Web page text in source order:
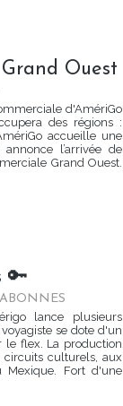
Ouest
d'AmériGo
des régions :
accueille une
l’arrivée de
Grand Ouest.
🔑
lance plusieurs
se dote d'un
le flex. La production
circuits culturels, aux
Mexique. Fort d'une